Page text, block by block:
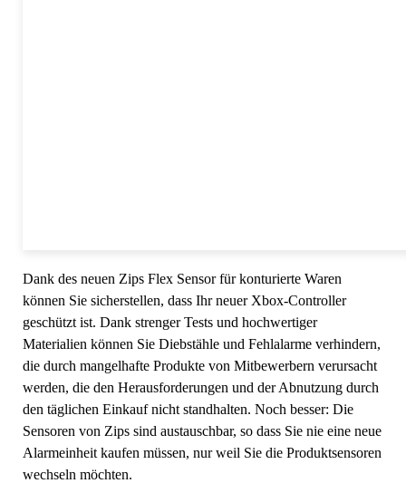
Dank des neuen Zips Flex Sensor für konturierte Waren
können Sie sicherstellen, dass Ihr neuer Xbox-Controller
geschützt ist. Dank strenger Tests und hochwertiger
Materialien können Sie Diebstähle und Fehlalarme verhindern,
die durch mangelhafte Produkte von Mitbewerbern verursacht
werden, die den Herausforderungen und der Abnutzung durch
den täglichen Einkauf nicht standhalten. Noch besser: Die
Sensoren von Zips sind austauschbar, so dass Sie nie eine neue
Alarmeinheit kaufen müssen, nur weil Sie die Produktsensoren
wechseln möchten.